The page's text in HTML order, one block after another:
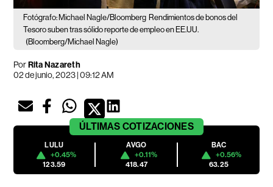
Fotógrafo: Michael Nagle/Bloomberg Rendimientos de bonos del
Tesoro suben tras sólido reporte de empleo en EE.UU.
(Bloomberg/Michael Nagle)
PorRita Nazareth
02 de junio, 2023 | 09:12 AM
ÚLTIMAS COTIZACIONES
LULU
+0.45%
123.59
AVGO
+0.11%
418.47
BAC
+0.56%
63.25